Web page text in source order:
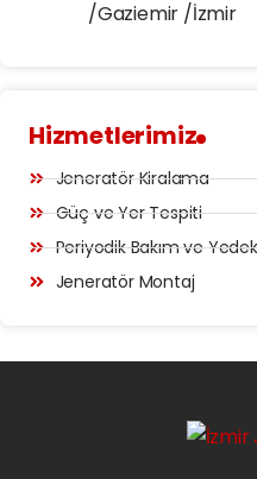
/Gaziemir /İzmir
Hizmetlerimiz
Jeneratör Kiralama
Güç ve Yer Tespiti
Periyodik Bakım ve
Jeneratör Montaj